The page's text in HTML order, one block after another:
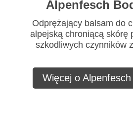
Alpenfesch
Odprężający balsam do
alpejską chroniącą skórę
szkodliwych czynników
Więcej o